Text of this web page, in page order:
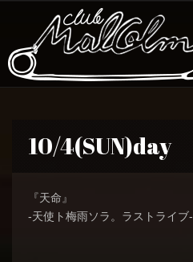
10/4(SUN)day
『天命』
-天使ト梅雨ソラ。ラストライブ-